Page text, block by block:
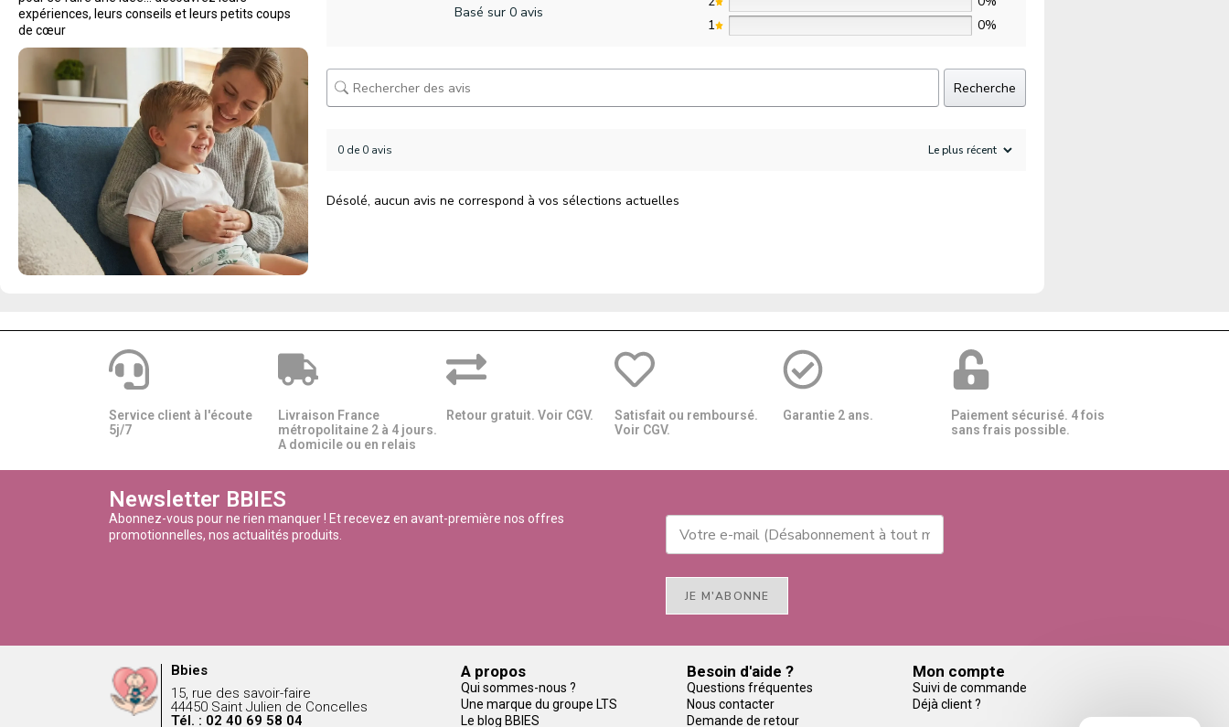
expériences, leurs conseils et leurs petits coups
de cœur
Basé sur 0 avis
1
0%
Recherche
0 de 0 avis
Désolé, aucun avis ne correspond à vos sélections actuelles
Service client à l'écoute
5j/7
Livraison France
métropolitaine 2 à 4 jours.
A domicile ou en relais​​
Retour gratuit. Voir CGV.
Satisfait ou remboursé.
Voir CGV.
Garantie 2 ans.
Paiement sécurisé. 4 fois
sans frais possible.
Newsletter BBIES
Abonnez-vous pour ne rien manquer ! Et recevez en avant-première nos offres
promotionnelles, nos actualités produits.
JE M'ABONNE
Bbies
15, rue des savoir-faire
44450 Saint Julien de Concelles
Tél. : 02 40 69 58 04
A propos
Qui sommes-nous ?
Une marque du groupe LTS
Le blog BBIES
Besoin d'aide ?
Questions fréquentes
Nous contacter
Demande de retour
Mon compte
Suivi de commande
Déjà client ?